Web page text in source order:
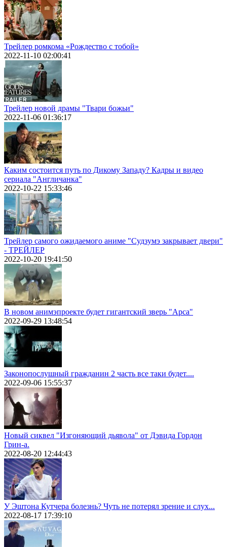
Трейлер ромкома «Рождество с тобой»
2022-11-10 02:00:41
Трейлер новой драмы "Твари божьи"
2022-11-06 01:36:17
Каким состоится путь по Дикому Западу? Кадры и видео
сериала "Англичанка"
2022-10-22 15:33:46
Трейлер самого ожидаемого аниме "Судзумэ закрывает двери"
- ТРЕЙЛЕР
2022-10-20 19:41:50
В новом анимэпроекте будет гигантский зверь "Арса"
2022-09-29 13:48:54
Законопослушный гражданин 2 часть все таки будет....
2022-09-06 15:55:37
Новый сиквел "Изгоняющий дьявола" от Дэвида Гордон
Грин-а.
2022-08-20 12:44:43
У Эштона Кутчера болезнь? Чуть не потерял зрение и слух...
2022-08-17 17:39:10